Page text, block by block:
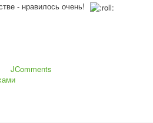
- нравилось очень!
JComments